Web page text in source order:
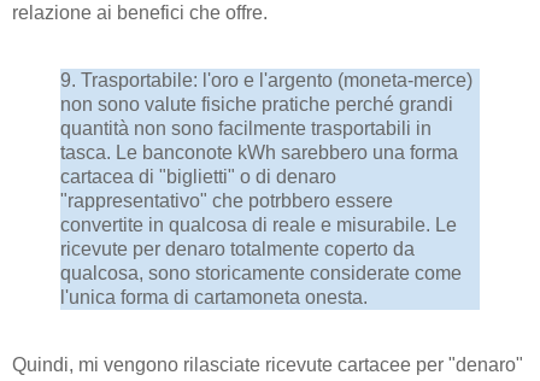
relazione ai benefici che offre.
9. Trasportabile: l'oro e l'argento (moneta-merce)
non sono valute fisiche pratiche perché grandi
quantità non sono facilmente trasportabili in
tasca. Le banconote kWh sarebbero una forma
cartacea di "biglietti" o di denaro
"rappresentativo" che potrbbero essere
convertite in qualcosa di reale e misurabile. Le
ricevute per denaro totalmente coperto da
qualcosa, sono storicamente considerate come
l'unica forma di cartamoneta onesta.
Quindi, mi vengono rilasciate ricevute cartacee per "denaro"